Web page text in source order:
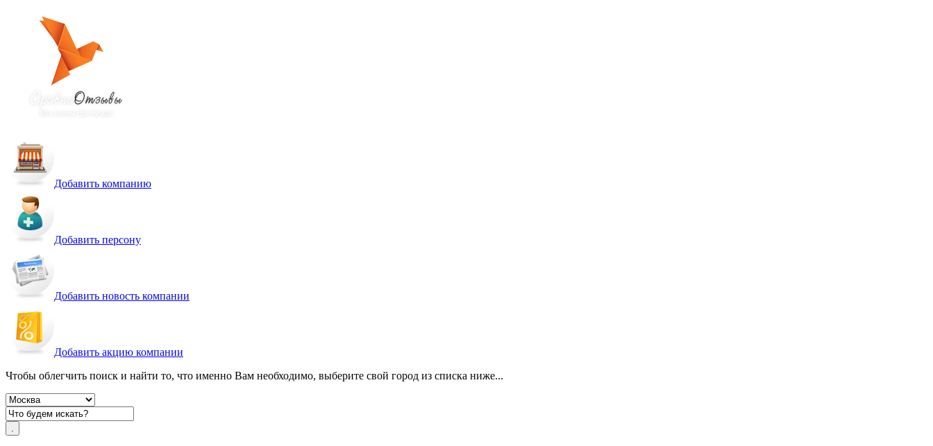
Добавить компанию
Добавить персону
Добавить новость компании
Добавить акцию компании
Чтобы облегчить поиск и найти то, что именно Вам необходимо, выберите свой город из списка ниже...